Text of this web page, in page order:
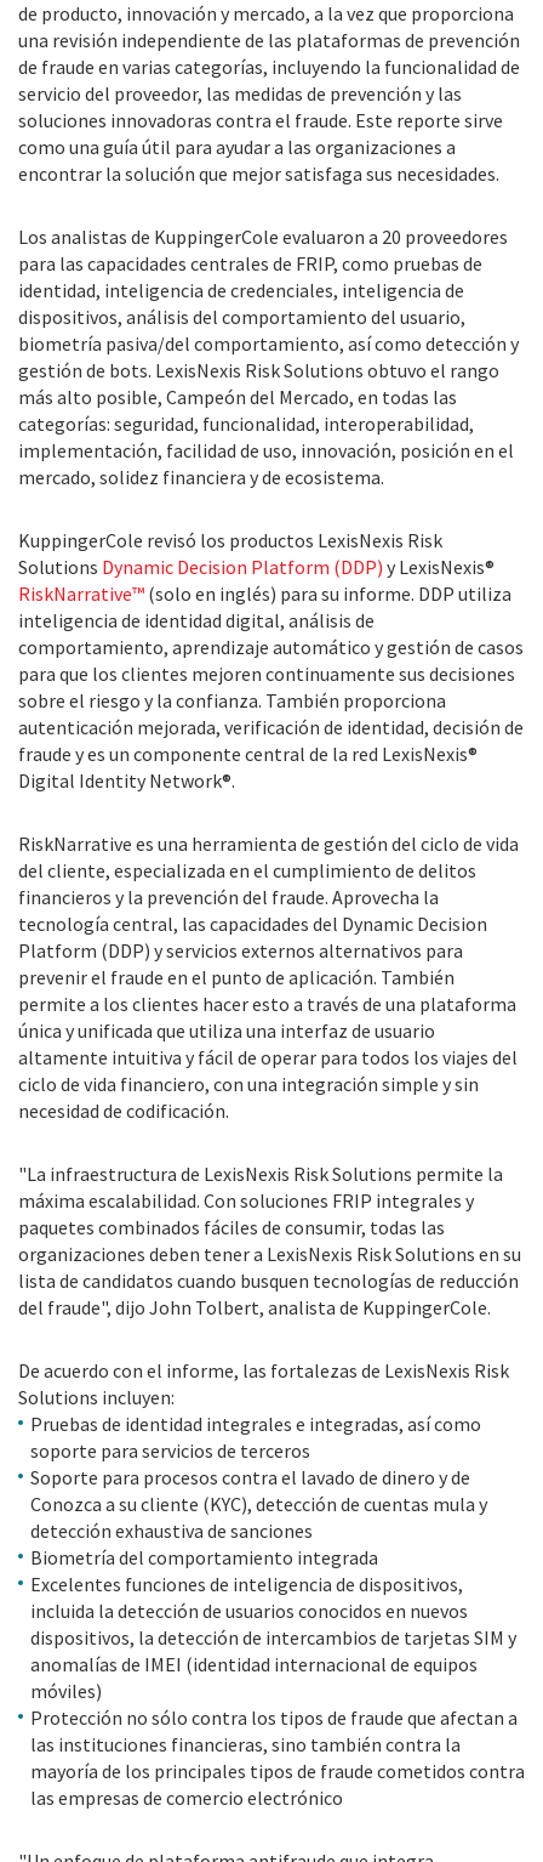
de producto, innovación y mercado, a la vez que proporciona
una revisión independiente de las plataformas de prevención
de fraude en varias categorías, incluyendo la funcionalidad de
servicio del proveedor, las medidas de prevención y las
soluciones innovadoras contra el fraude. Este reporte sirve
como una guía útil para ayudar a las organizaciones a
encontrar la solución que mejor satisfaga sus necesidades.
Los analistas de KuppingerCole evaluaron a 20 proveedores
para las capacidades centrales de FRIP, como pruebas de
identidad, inteligencia de credenciales, inteligencia de
dispositivos, análisis del comportamiento del usuario,
biometría pasiva/del comportamiento, así como detección y
gestión de bots. LexisNexis Risk Solutions obtuvo el rango
más alto posible, Campeón del Mercado, en todas las
categorías: seguridad, funcionalidad, interoperabilidad,
implementación, facilidad de uso, innovación, posición en el
mercado, solidez financiera y de ecosistema.
KuppingerCole revisó los productos LexisNexis Risk
Solutions Dynamic Decision Platform (DDP) y LexisNexis®
RiskNarrative™ (solo en inglés) para su informe. DDP utiliza
inteligencia de identidad digital, análisis de
comportamiento, aprendizaje automático y gestión de casos
para que los clientes mejoren continuamente sus decisiones
sobre el riesgo y la confianza. También proporciona
autenticación mejorada, verificación de identidad, decisión de
fraude y es un componente central de la red LexisNexis®
Digital Identity Network®.
RiskNarrative es una herramienta de gestión del ciclo de vida
del cliente, especializada en el cumplimiento de delitos
financieros y la prevención del fraude. Aprovecha la
tecnología central, las capacidades del Dynamic Decision
Platform (DDP) y servicios externos alternativos para
prevenir el fraude en el punto de aplicación. También
permite a los clientes hacer esto a través de una plataforma
única y unificada que utiliza una interfaz de usuario
altamente intuitiva y fácil de operar para todos los viajes del
ciclo de vida financiero, con una integración simple y sin
necesidad de codificación.
"La infraestructura de LexisNexis Risk Solutions permite la
máxima escalabilidad. Con soluciones FRIP integrales y
paquetes combinados fáciles de consumir, todas las
organizaciones deben tener a LexisNexis Risk Solutions en su
lista de candidatos cuando busquen tecnologías de reducción
del fraude", dijo John Tolbert, analista de KuppingerCole.
De acuerdo con el informe, las fortalezas de LexisNexis Risk
Solutions incluyen:
Pruebas de identidad integrales e integradas, así como
soporte para servicios de terceros
Soporte para procesos contra el lavado de dinero y de
Conozca a su cliente (KYC), detección de cuentas mula y
detección exhaustiva de sanciones
Biometría del comportamiento integrada
Excelentes funciones de inteligencia de dispositivos,
incluida la detección de usuarios conocidos en nuevos
dispositivos, la detección de intercambios de tarjetas SIM y
anomalías de IMEI (identidad internacional de equipos
móviles)
Protección no sólo contra los tipos de fraude que afectan a
las instituciones financieras, sino también contra la
mayoría de los principales tipos de fraude cometidos contra
las empresas de comercio electrónico